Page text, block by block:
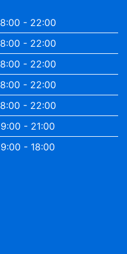
8:00 - 22:00
8:00 - 22:00
8:00 - 22:00
8:00 - 22:00
8:00 - 22:00
9:00 - 21:00
9:00 - 18:00